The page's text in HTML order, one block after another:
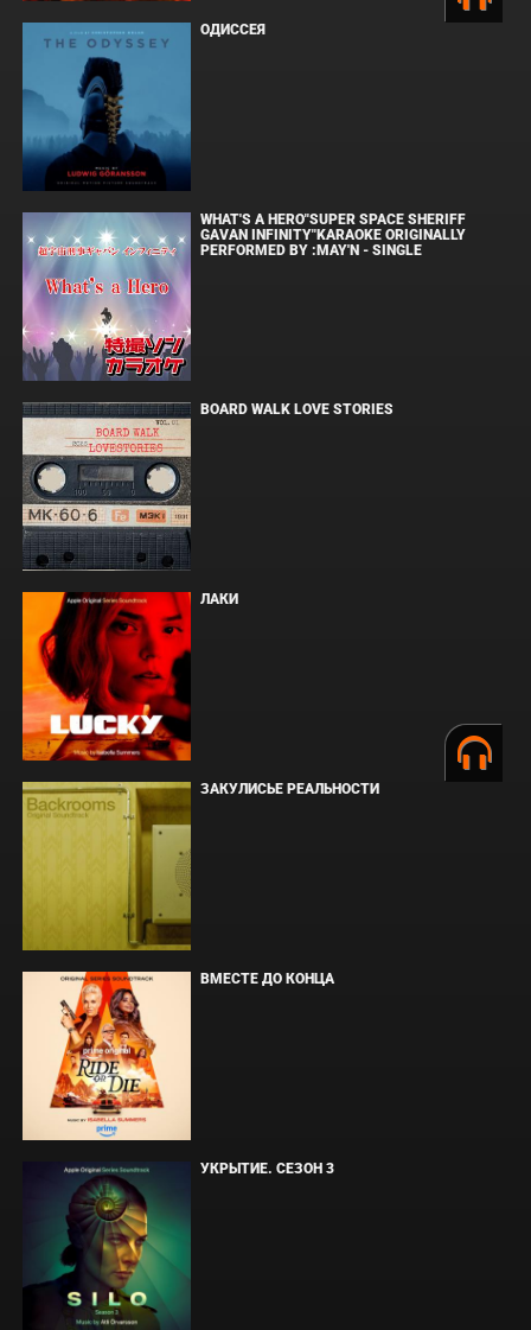
ОДИССЕЯ
WHAT'S A HERO"SUPER SPACE SHERIFF
GAVAN INFINITY"KARAOKE ORIGINALLY
PERFORMED BY :MAY'N - SINGLE
BOARD WALK LOVE STORIES
ЛАКИ
ЗАКУЛИСЬЕ РЕАЛЬНОСТИ
ВМЕСТЕ ДО КОНЦА
УКРЫТИЕ. СЕЗОН 3